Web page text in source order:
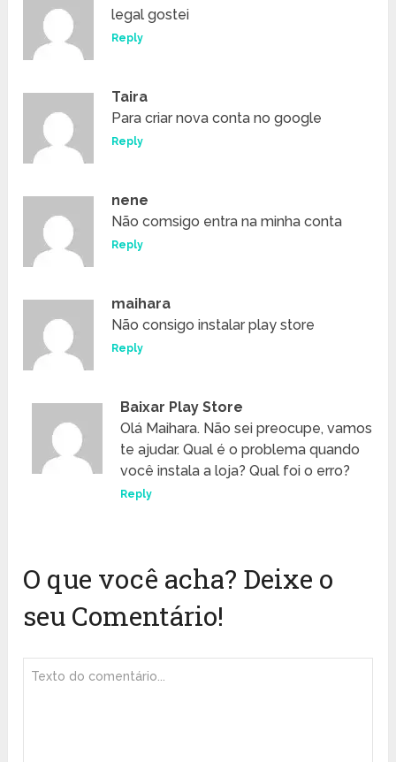
legal gostei
Reply
Taira
Para criar nova conta no google
Reply
nene
Não comsigo entra na minha conta
Reply
maihara
Não consigo instalar play store
Reply
Baixar Play Store
Olá Maihara. Não sei preocupe, vamos
te ajudar. Qual é o problema quando
você instala a loja? Qual foi o erro?
Reply
O que você acha? Deixe o
seu Comentário!